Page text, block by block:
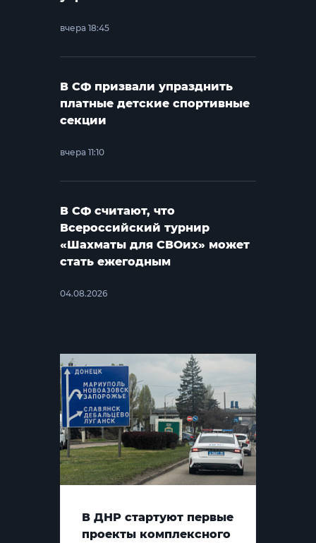
вчера 18:45
В СФ призвали упразднить
платные детские спортивные
секции
вчера 11:10
В СФ считают, что
Всероссийский турнир
«Шахматы для СВОих» может
стать ежегодным
04.08.2026
В ДНР стартуют первые
проекты комплексного